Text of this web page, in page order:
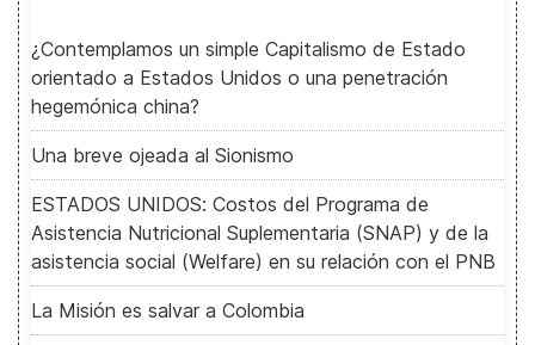
¿Contemplamos un simple Capitalismo de Estado
orientado a Estados Unidos o una penetración
hegemónica china?
Una breve ojeada al Sionismo
ESTADOS UNIDOS: Costos del Programa de
Asistencia Nutricional Suplementaria (SNAP) y de la
asistencia social (Welfare) en su relación con el PNB
La Misión es salvar a Colombia